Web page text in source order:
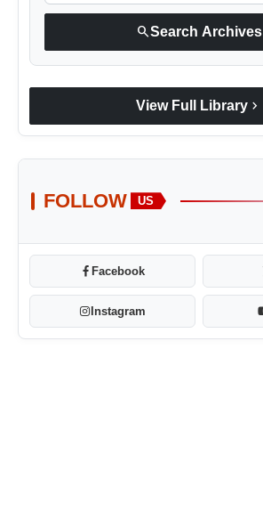
searchSearch Archives
View Full Library chevron_right
FOLLOW US
Facebook
Instagram